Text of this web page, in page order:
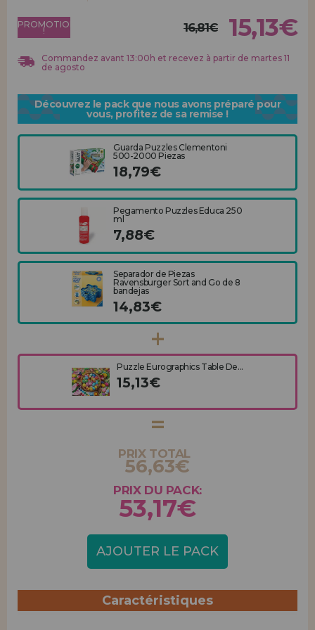
ENREGISTREMENT DISTRIBUTEUR
PROMOTION
! 16,81€ 15,13€
Commandez avant 13:00h et recevez à partir de martes 11
de agosto
Découvrez le pack que nous avons préparé pour
vous, profitez de sa remise !
Guarda Puzzles Clementoni
500-2000 Piezas
18,79€
Pegamento Puzzles Educa 250
ml
7,88€
Separador de Piezas
Ravensburger Sort and Go de 8
bandejas
14,83€
Puzzle Eurographics Table De...
15,13€
PRIX TOTAL
56,63€
PRIX DU PACK:
53,17€
AJOUTER LE PACK
Caractéristiques